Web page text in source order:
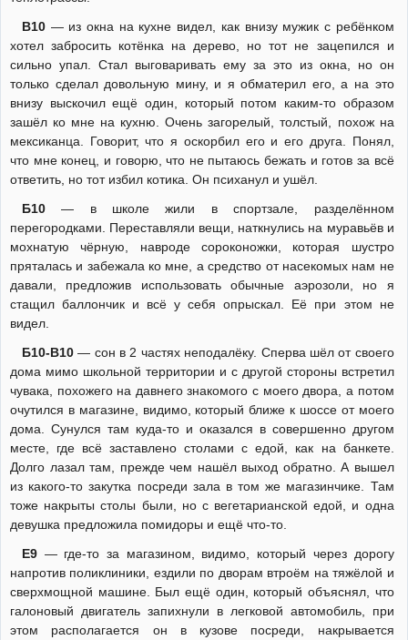
В10— из окна на кухне видел, как внизу мужик с ребёнком
хотел забросить котёнка на дерево, но тот не зацепился и
сильно упал. Стал выговаривать ему за это из окна, но он
только сделал довольную мину, и я обматерил его, а на это
внизу выскочил ещё один, который потом каким-то образом
зашёл ко мне на кухню. Очень загорелый, толстый, похож на
мексиканца. Говорит, что я оскорбил его и его друга. Понял,
что мне конец, и говорю, что не пытаюсь бежать и готов за всё
ответить, но тот избил котика. Он психанул и ушёл.
Б10— в школе жили в спортзале, разделённом
перегородками. Переставляли вещи, наткнулись на муравьёв и
мохнатую чёрную, навроде сороконожки, которая шустро
пряталась и забежала ко мне, а средство от насекомых нам не
давали, предложив использовать обычные аэрозоли, но я
стащил баллончик и всё у себя опрыскал. Её при этом не
видел.
Б10-В10— сон в 2 частях неподалёку. Сперва шёл от своего
дома мимо школьной территории и с другой стороны встретил
чувака, похожего на давнего знакомого с моего двора, а потом
очутился в магазине, видимо, который ближе к шоссе от моего
дома. Сунулся там куда-то и оказался в совершенно другом
месте, где всё заставлено столами с едой, как на банкете.
Долго лазал там, прежде чем нашёл выход обратно. А вышел
из какого-то закутка посреди зала в том же магазинчике. Там
тоже накрыты столы были, но с вегетарианской едой, и одна
девушка предложила помидоры и ещё что-то.
Е9— где-то за магазином, видимо, который через дорогу
напротив поликлиники, ездили по дворам втроём на тяжёлой и
сверхмощной машине. Был ещё один, который объяснял, что
галоновый двигатель запихнули в легковой автомобиль, при
этом располагается он в кузове посреди, накрывается